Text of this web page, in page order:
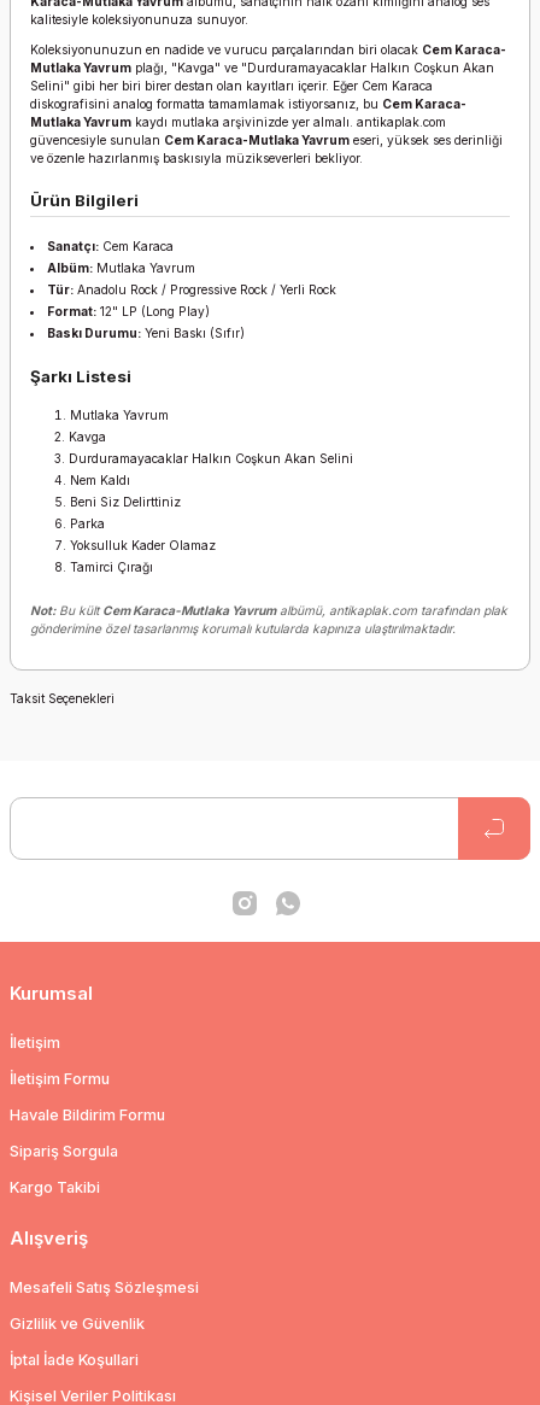
kalitesiyle koleksiyonunuza sunuyor.
Koleksiyonunuzun en nadide ve vurucu parçalarından biri olacak Cem Karaca-
Mutlaka Yavrum plağı, "Kavga" ve "Durduramayacaklar Halkın Coşkun Akan
Selini" gibi her biri birer destan olan kayıtları içerir. Eğer Cem Karaca
diskografisini analog formatta tamamlamak istiyorsanız, bu Cem Karaca-
Mutlaka Yavrum kaydı mutlaka arşivinizde yer almalı. antikaplak.com
güvencesiyle sunulan Cem Karaca-Mutlaka Yavrum eseri, yüksek ses derinliği
ve özenle hazırlanmış baskısıyla müzikseverleri bekliyor.
Ürün Bilgileri
Sanatçı: Cem Karaca
Albüm: Mutlaka Yavrum
Tür: Anadolu Rock / Progressive Rock / Yerli Rock
Format: 12" LP (Long Play)
Baskı Durumu: Yeni Baskı (Sıfır)
Şarkı Listesi
Mutlaka Yavrum
Kavga
Durduramayacaklar Halkın Coşkun Akan Selini
Nem Kaldı
Beni Siz Delirttiniz
Parka
Yoksulluk Kader Olamaz
Tamirci Çırağı
Not:Bu kültCem Karaca-Mutlaka Yavrumalbümü, antikaplak.com tarafından plak
gönderimine özel tasarlanmış korumalı kutularda kapınıza ulaştırılmaktadır.
Taksit Seçenekleri
Kurumsal
İletişim
İletişim Formu
Havale Bildirim Formu
Sipariş Sorgula
Kargo Takibi
Alışveriş
Mesafeli Satış Sözleşmesi
Gizlilik ve Güvenlik
İptal İade Koşullari
Kişisel Veriler Politikası